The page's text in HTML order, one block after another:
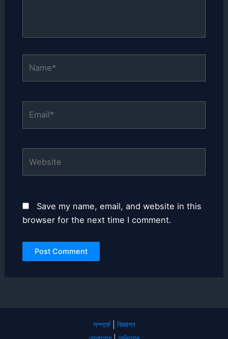
Save my name, email, and website in this
browser for the next time I comment.
সম্পর্কে| বিজ্ঞাপন